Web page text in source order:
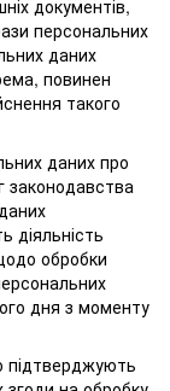
документів,
персональних
даних
повинен
такого
даних про
законодавства
діяльність
обробки
дня з моменту
підтверджують